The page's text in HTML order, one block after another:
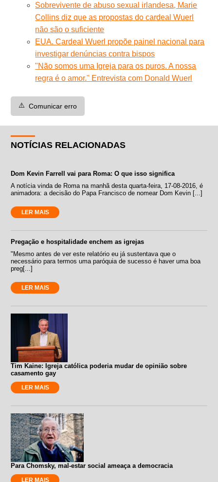
Sobrevivente de abuso sexual irlandesa, Marie
Collins diz que as propostas do cardeal Wuerl
não são o suficiente
EUA. Cardeal Wuerl propõe painel nacional para
investigar denúncias contra bispos
"Não somos uma Igreja para os puros. A nossa
regra é o amor." Entrevista com Donald Wuerl
⚠️ Comunicar erro
NOTÍCIAS RELACIONADAS
Dom Kevin Farrell vai para Roma: O que isso significa
A notícia vinda de Roma na manhã desta quarta-feira, 17-08-2016, é
animadora: a decisão do Papa Francisco de nomear Dom Kevin [...]
LER MAIS
Pregação e hospitalidade enchem as igrejas
"Mesmo antes de ver este relatório eu já sustentava que o
necessário para termos uma paróquia de sucesso é haver uma boa
preg[...]
LER MAIS
Tim Kaine: Igreja católica poderia mudar de opinião sobre
casamento gay
LER MAIS
Para Chomsky, mal-estar social ameaça a democracia
LER MAIS